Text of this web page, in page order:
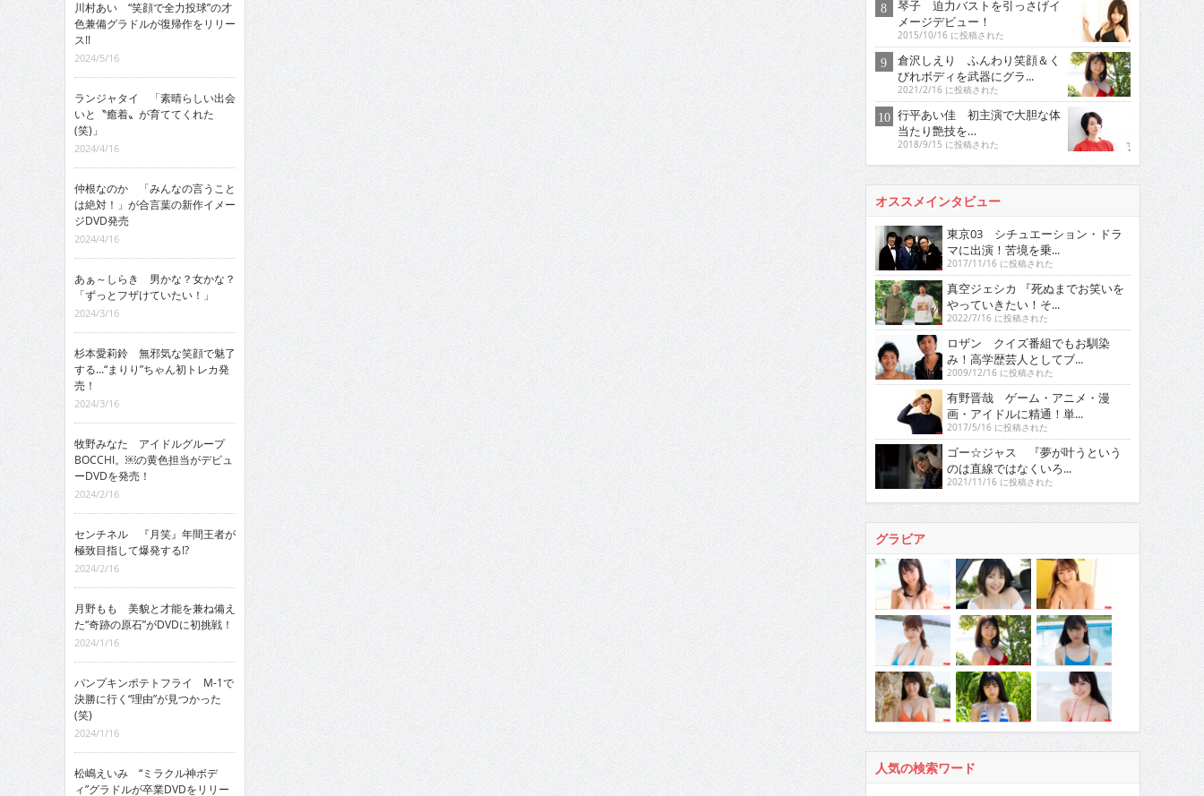
川村あい “笑顔で全力投球”の才
色兼備グラドルが復帰作をリリー
ス!!
2024/5/16
ランジャタイ 「素晴らしい出会
いと〝癒着〟が育ててくれた
(笑)」
2024/4/16
仲根なのか 「みんなの言うこと
は絶対！」が合言葉の新作イメー
ジDVD発売
2024/4/16
あぁ～しらき 男かな？女かな？
「ずっとフザけていたい！」
2024/3/16
杉本愛莉鈴 無邪気な笑顔で魅了
する…“まりり”ちゃん初トレカ発
売！
2024/3/16
牧野みなた アイドルグループ
BOCCHI。￼の黄色担当がデビュ
ーDVDを発売！
2024/2/16
センチネル 『月笑』年間王者が
極致目指して爆発する!?
2024/2/16
月野もも 美貌と才能を兼ね備え
た“奇跡の原石”がDVDに初挑戦！
2024/1/16
パンプキンポテトフライ M-1で
決勝に行く“理由”が見つかった
(笑)
2024/1/16
松嶋えいみ “ミラクル神ボデ
ィ”グラドルが卒業DVDをリリー
琴子 迫力バストを引っさげイ
メージデビュー！
2015/10/16 に投稿された
倉沢しえり ふんわり笑顔＆く
びれボディを武器にグラ...
2021/2/16 に投稿された
行平あい佳 初主演で大胆な体
当たり艶技を…
2018/9/15 に投稿された
オススメインタビュー
東京03 シチュエーション・ドラ
マに出演！苦境を乗...
2017/11/16 に投稿された
真空ジェシカ 『死ぬまでお笑いを
やっていきたい！そ...
2022/7/16 に投稿された
ロザン クイズ番組でもお馴染
み！高学歴芸人としてブ...
2009/12/16 に投稿された
有野晋哉 ゲーム・アニメ・漫
画・アイドルに精通！単...
2017/5/16 に投稿された
ゴー☆ジャス 『夢が叶うという
のは直線ではなくいろ...
2021/11/16 に投稿された
グラビア
人気の検索ワード